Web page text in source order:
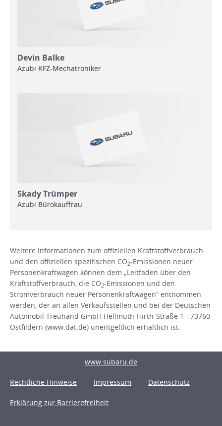
Devin Balke
Azubi KFZ-Mechatroniker
Skady Trümper
Azubi Bürokauffrau
Weitere Informationen zum offiziellen Kraftstoffverbrauch
und den offiziellen spezifischen CO2-Emissionen neuer
Personenkraftwagen können dem „Leitfaden über den
Kraftstoffverbrauch, die CO2-Emissionen und den
Stromverbrauch neuer Personenkraftwagen“ entnommen
werden, der an allen Verkaufsstellen und bei der Deutschen
Automobil Treuhand GmbH Hellmuth-Hirth-Straße 1 - 73760
Ostfildern (www.dat.de) unentgeltlich erhältlich ist.
www.subaru.de
Rechtliche Hinweise Impressum Datenschutz
Erklärung zur Barrierefreiheit